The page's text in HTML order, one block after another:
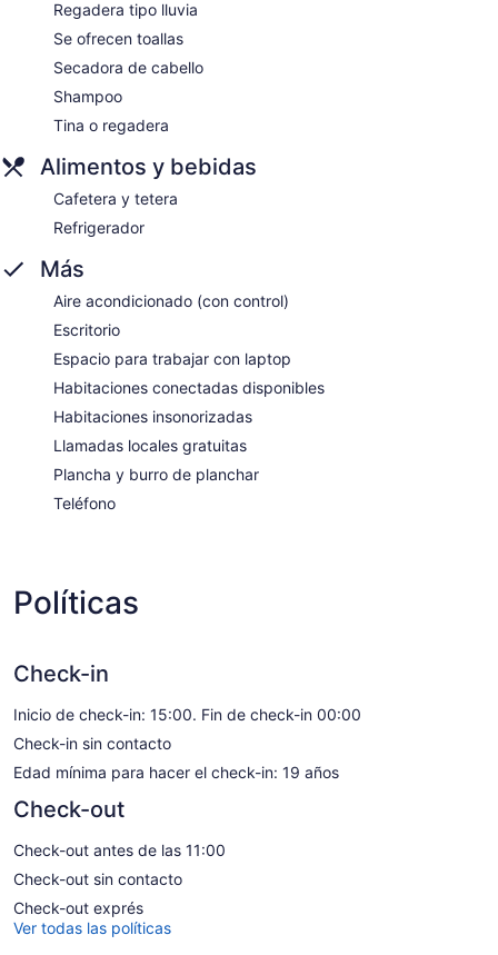
Regadera tipo lluvia
Se ofrecen toallas
Secadora de cabello
Shampoo
Tina o regadera
Alimentos y bebidas
Cafetera y tetera
Refrigerador
Más
Aire acondicionado (con control)
Escritorio
Espacio para trabajar con laptop
Habitaciones conectadas disponibles
Habitaciones insonorizadas
Llamadas locales gratuitas
Plancha y burro de planchar
Teléfono
Políticas
Check-in
Inicio de check-in: 15:00. Fin de check-in 00:00
Check-in sin contacto
Edad mínima para hacer el check-in: 19 años
Check-out
Check-out antes de las 11:00
Check-out sin contacto
Check-out exprés
Ver todas las políticas